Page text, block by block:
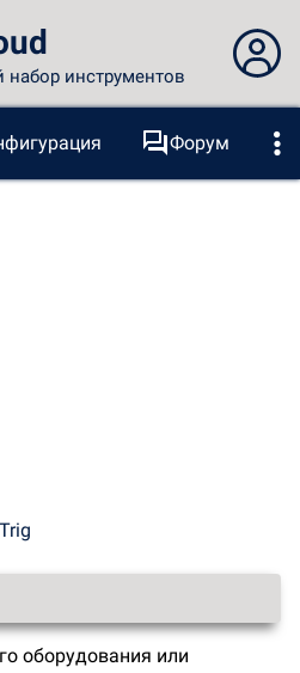
инструментов
Вы не вошли в систему...
Вход на сайт
Форум
BSOD Инструменты
оборудования или